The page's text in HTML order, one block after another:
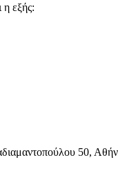
η εξής:
50,